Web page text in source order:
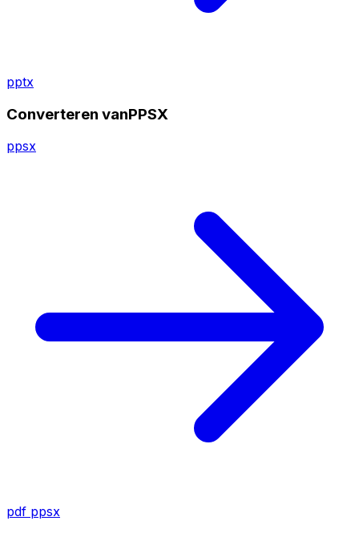
pptx
Converteren vanPPSX
ppsx
pdf ppsx